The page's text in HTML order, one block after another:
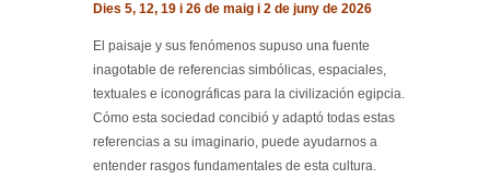
Dies 5, 12, 19 i 26 de maig i 2 de juny de 2026
El paisaje y sus fenómenos supuso una fuente
inagotable de referencias simbólicas, espaciales,
textuales e iconográficas para la civilización egipcia.
Cómo esta sociedad concibió y adaptó todas estas
referencias a su imaginario, puede ayudarnos a
entender rasgos fundamentales de esta cultura.